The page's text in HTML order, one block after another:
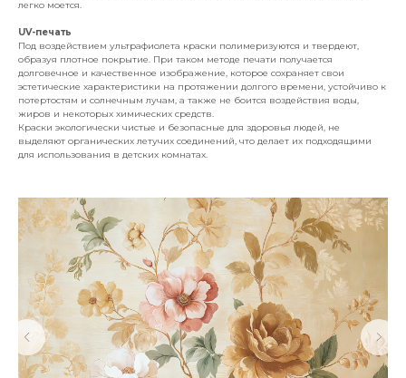
легко моется.
UV-печать
Под воздействием ультрафиолета краски полимеризуются и твердеют,
образуя плотное покрытие. При таком методе печати получается
долговечное и качественное изображение, которое сохраняет свои
эстетические характеристики на протяжении долгого времени, устойчиво к
потертостям и солнечным лучам, а также не боится воздействия воды,
жиров и некоторых химических средств.
Краски экологически чистые и безопасные для здоровья людей, не
выделяют органических летучих соединений, что делает их подходящими
для использования в детских комнатах.